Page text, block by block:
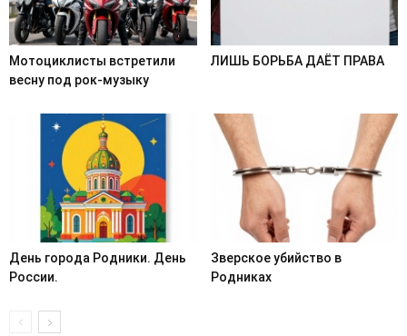
Мотоциклисты встретили
весну под рок-музыку
ЛИШЬ БОРЬБА ДАЁТ ПРАВА
День города Родники. День
России.
Зверское убийство в
Родниках